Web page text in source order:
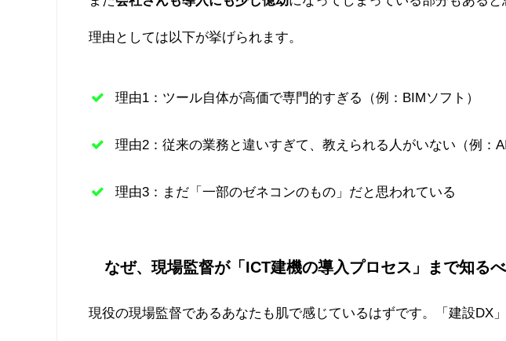
理由としては以下が挙げられます。
理由1：ツール自体が高価で専門的すぎる（例：BIMソフト）
理由2：従来の業務と違いすぎて、教えられる人がいない（例：
理由3：まだ「一部のゼネコンのもの」だと思われている
なぜ、現場監督が「ICT建機の導入プロセス」まで知る
現役の現場監督であるあなたも肌で感じているはずです。「建設DX